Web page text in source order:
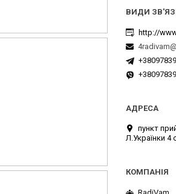
http://
пункт
Л.Українки 4